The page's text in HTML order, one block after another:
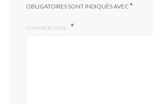
OBLIGATOIRES SONT INDIQUÉS AVEC*
COMMENTAIRE